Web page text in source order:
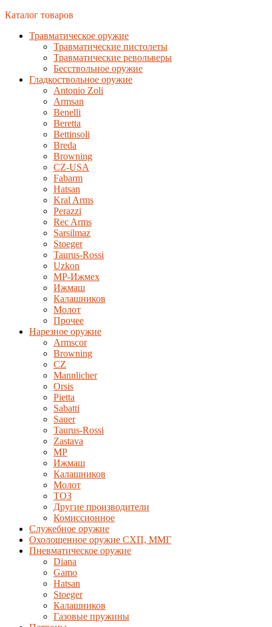
Каталог товаров
Травматическое оружие
Травматические пистолеты
Травматические револьверы
Бесствольное оружие
Гладкоствольное оружие
Antonio Zoli
Armsan
Benelli
Beretta
Bettinsoli
Breda
Browning
CZ-USA
Fabarm
Hatsan
Kral Arms
Perazzi
Rec Arms
Sarsilmaz
Stoeger
Taurus-Rossi
Uzkon
MP-Ижмех
Ижмаш
Калашников
Молот
Прочее
Нарезное оружие
Armscor
Browning
CZ
Mannlicher
Orsis
Pietta
Sabatti
Sauer
Taurus-Rossi
Zastava
MP
Ижмаш
Калашников
Молот
ТОЗ
Другие производители
Комиссионное
Служебное оружие
Охолощенное оружие СХП, ММГ
Пневматическое оружие
Diana
Gamo
Hatsan
Stoeger
Калашников
Газовые пружины